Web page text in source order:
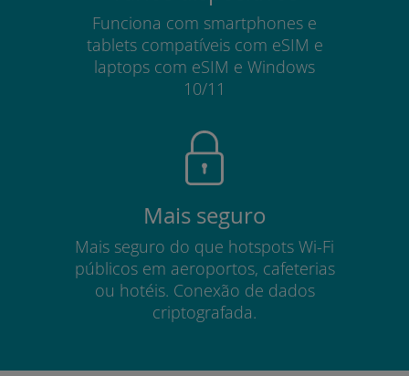
Funciona com smartphones e
tablets compatíveis com eSIM e
laptops com eSIM e Windows
10/11
Mais seguro
Mais seguro do que hotspots Wi-Fi
públicos em aeroportos, cafeterias
ou hotéis. Conexão de dados
criptografada.